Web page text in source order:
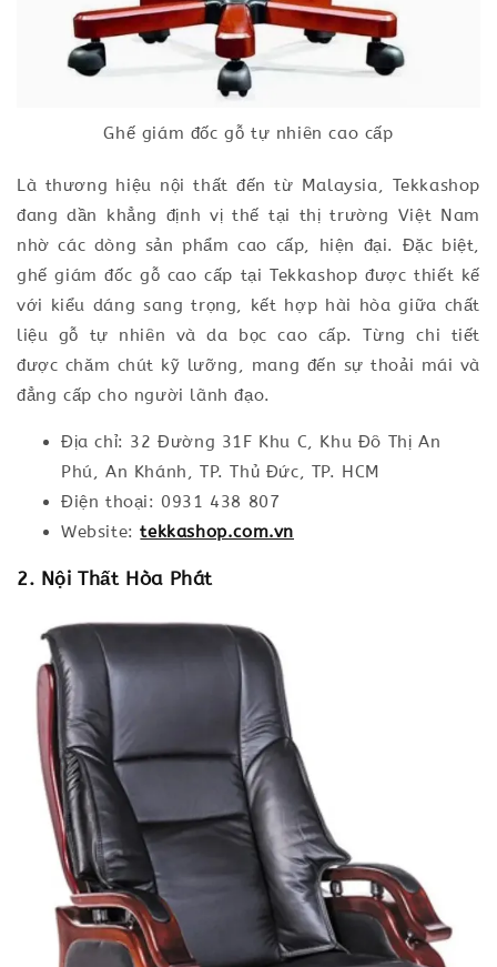
Ghế giám đốc gỗ tự nhiên cao cấp
Là thương hiệu nội thất đến từ Malaysia, Tekkashop
đang dần khẳng định vị thế tại thị trường Việt Nam
nhờ các dòng sản phẩm cao cấp, hiện đại. Đặc biệt,
ghế giám đốc gỗ cao cấp tại Tekkashop được thiết kế
với kiểu dáng sang trọng, kết hợp hài hòa giữa chất
liệu gỗ tự nhiên và da bọc cao cấp. Từng chi tiết
được chăm chút kỹ lưỡng, mang đến sự thoải mái và
đẳng cấp cho người lãnh đạo.
Địa chỉ: 32 Đường 31F Khu C, Khu Đô Thị An
Phú, An Khánh, TP. Thủ Đức, TP. HCM
Điện thoại: 0931 438 807
Website:tekkashop.com.vn
2. Nội Thất Hòa Phát